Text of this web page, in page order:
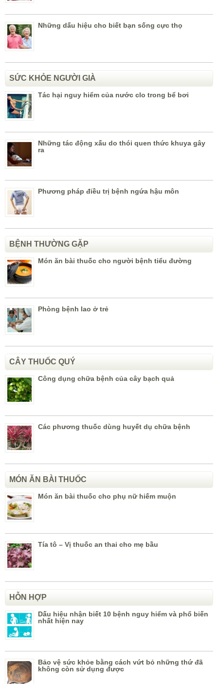
Những dấu hiệu cho biết bạn sống cực thọ
SỨC KHỎE NGƯỜI GIÀ
Tác hại nguy hiểm của nước clo trong bể bơi
Những tác động xấu do thói quen thức khuya gây
ra
Phương pháp điều trị bệnh ngứa hậu môn
BỆNH THƯỜNG GẶP
Món ăn bài thuốc cho người bệnh tiểu đường
Phòng bệnh lao ở trẻ
CÂY THUỐC QUÝ
Công dụng chữa bệnh của cây bạch quả
Các phương thuốc dùng huyết dụ chữa bệnh
MÓN ĂN BÀI THUỐC
Món ăn bài thuốc cho phụ nữ hiếm muộn
Tía tô – Vị thuốc an thai cho mẹ bầu
HỖN HỢP
Dấu hiệu nhận biết 10 bệnh nguy hiểm và phổ biến
nhất hiện nay
Bảo vệ sức khỏe bằng cách vứt bỏ những thứ đã
không còn sử dụng được